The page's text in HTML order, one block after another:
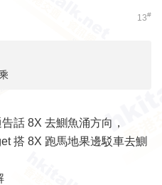
13#
話 8X 去鰂魚涌方向，
搭 8X 跑馬地果邊駁車去鰂